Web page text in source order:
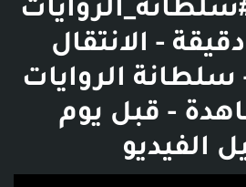
🌹🌹🌹 - 43 دقيقة - الانتقال
إلى القناة - ‫سلطانة الروايات‬‎ -
- قبل يوم
الفيديو